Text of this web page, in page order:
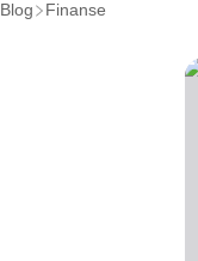
Blog
Finanse